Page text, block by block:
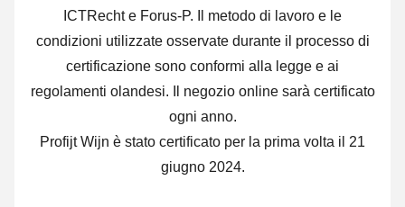
ICTRecht e Forus-P. Il metodo di lavoro e le
condizioni utilizzate osservate durante il processo di
certificazione sono conformi alla legge e ai
regolamenti olandesi. Il negozio online sarà certificato
ogni anno.
Profijt Wijn è stato certificato per la prima volta il 21
giugno 2024.